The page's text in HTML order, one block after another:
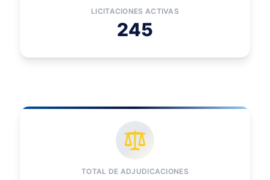
LICITACIONES ACTIVAS
245
TOTAL DE ADJUDICACIONES